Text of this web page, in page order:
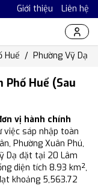
Giới thiệu Liên hệ
Huế Phường Vỹ Dạ
Phố Huế (Sau
vị hành chính
việc sáp nhập toàn
Phường Xuân Phú,
Dạ đặt tại 20 Lâm
diện tích 8.93 km²,
khoảng 5,563.72